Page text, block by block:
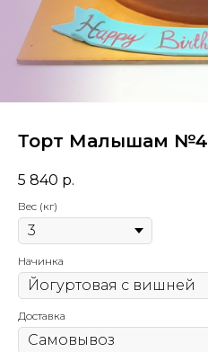
Торт Малышам №4
5 840 р.
Вес (кг)
Начинка
Доставка